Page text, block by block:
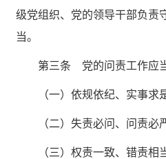
级党组织、党的领导干部负责
当。
第三条 党的问责工作应当
（一）依规依纪、实事求是
（二）失责必问、问责必严
（三）权责一致、错责相当